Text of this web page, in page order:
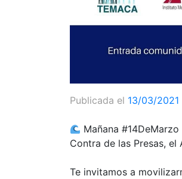
Publicada el 13/03/2021
Mañana
Contra de las Presas, el
Te invitamos a